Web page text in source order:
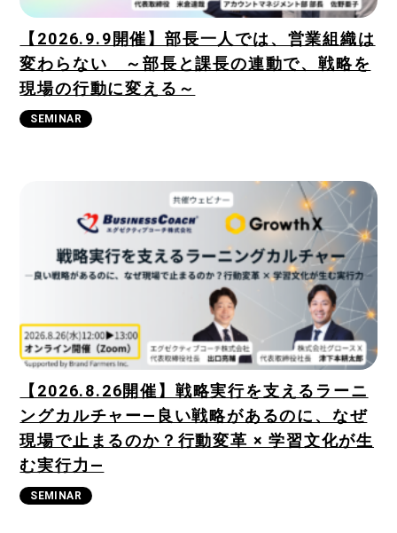
NEWS
SEMINAR
COLUMN
COMPANY
RECRUIT
CONTACT
【2026.9.9開催】部長一人では、営業組織は
変わらない ～部長と課長の連動で、戦略を
現場の行動に変える～
SEMINAR
【2026.8.26開催】戦略実行を支えるラーニ
ングカルチャー―良い戦略があるのに、なぜ
現場で止まるのか？行動変革 × 学習文化が生
む実行力―
SEMINAR